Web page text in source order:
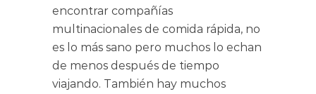
encontrar compañías
multinacionales de comida rápida, no
es lo más sano pero muchos lo echan
de menos después de tiempo
viajando. También hay muchos